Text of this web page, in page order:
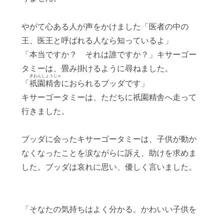
やがて心ある人が声をかけました「医者の中の
王、医王と呼ばれる人なら知っているよ」
「本当ですか？ それは誰ですか？」キサーゴー
タミーは、畳み掛けるように尋ねました。
「祇園精舎
ぎおんしょうじゃ
におられるブッダです」
キサーゴータミーは、ただちに祇園精舎へ走って
行きました。
ブッダに会ったキサーゴータミーは、子供が動か
なくなったことを涙ながらに訴え、助けを求めま
した。ブッダは哀れに思い、優しく言いました。
「そなたの気持ちはよく分かる。かわいい子供を